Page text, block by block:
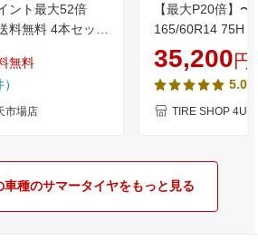
ント最大52倍
料無料 4本セット
グッドイヤー
サマータイヤ
シェントグリッ
14 165/60-14
無料
市場店
【最大P20倍】
165/60R14 75H
HYBRID モンス
ギッドテレーン
レター 単品 4本
料無料
35,200円
5.0
TIRE SHOP 4U
車種のサマータイヤをもっと見る